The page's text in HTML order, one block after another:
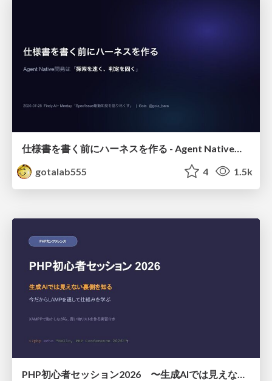
gotalab555
4 1.5k
PHP初心者セッション2026 〜生成AIでは見えない裏側を知る：今だからLAMPを通して仕組みを学ぶ〜